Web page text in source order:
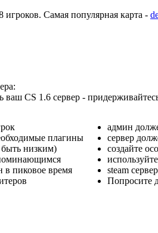
игроков. Самая популярная карта -
ваш CS 1.6 сервер -
плагины
низким)
пиковое время
админ
сервер
создайте
steam
Попросите